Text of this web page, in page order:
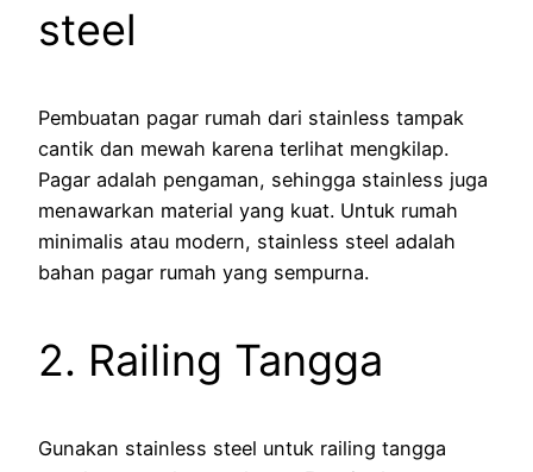
steel
Pembuatan pagar rumah dari stainless tampak
cantik dan mewah karena terlihat mengkilap.
Pagar adalah pengaman, sehingga stainless juga
menawarkan material yang kuat. Untuk rumah
minimalis atau modern, stainless steel adalah
bahan pagar rumah yang sempurna.
2. Railing Tangga
Gunakan stainless steel untuk railing tangga